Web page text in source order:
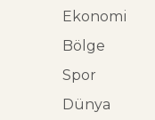
Ekonomi
Bölge
Spor
Dünya